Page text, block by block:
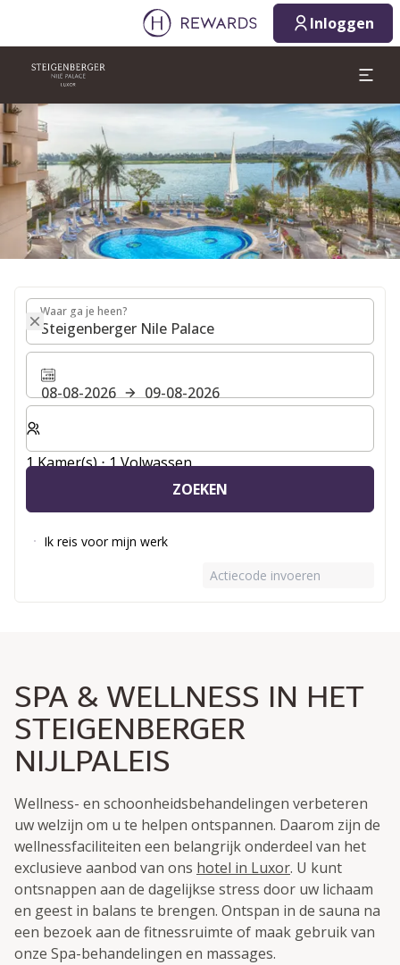
Inloggen
Dia 1 van 1
09-08-2026
1 Kamer(s) ⋅ 1 Volwassen
Waar ga je heen?
Waar ga je heen?
08-08-2026
09-08-2026
Selecteer het aantal kamers en gasten voor je verblijf
1 Kamer(s) ⋅ 1 Volwassen
ZOEKEN
Ik reis voor mijn werk
Actiecode invoeren
SPA & WELLNESS IN HET
STEIGENBERGER
NIJLPALEIS
Wellness- en schoonheidsbehandelingen verbeteren
uw welzijn om u te helpen ontspannen. Daarom zijn de
wellnessfaciliteiten een belangrijk onderdeel van het
exclusieve aanbod van ons hotel in Luxor. U kunt
ontsnappen aan de dagelijkse stress door uw lichaam
en geest in balans te brengen. Ontspan in de sauna na
een bezoek aan de fitnessruimte of maak gebruik van
onze Spa-behandelingen en massages.